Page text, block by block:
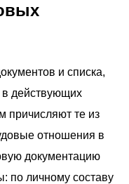
и списка,
в действующих
причисляют те из
отношения в
документацию
по личному составу